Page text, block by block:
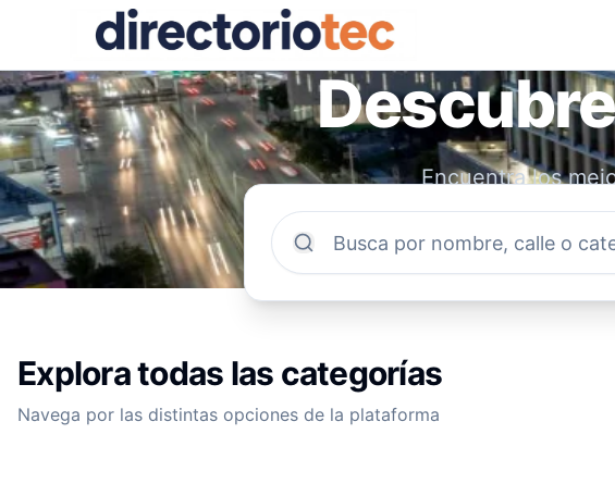
Encuentra los
comunidad.
Explora todas las categorías
Navega por las distintas opciones de la plataforma